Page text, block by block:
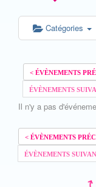
Catégories
Il n'y a pas